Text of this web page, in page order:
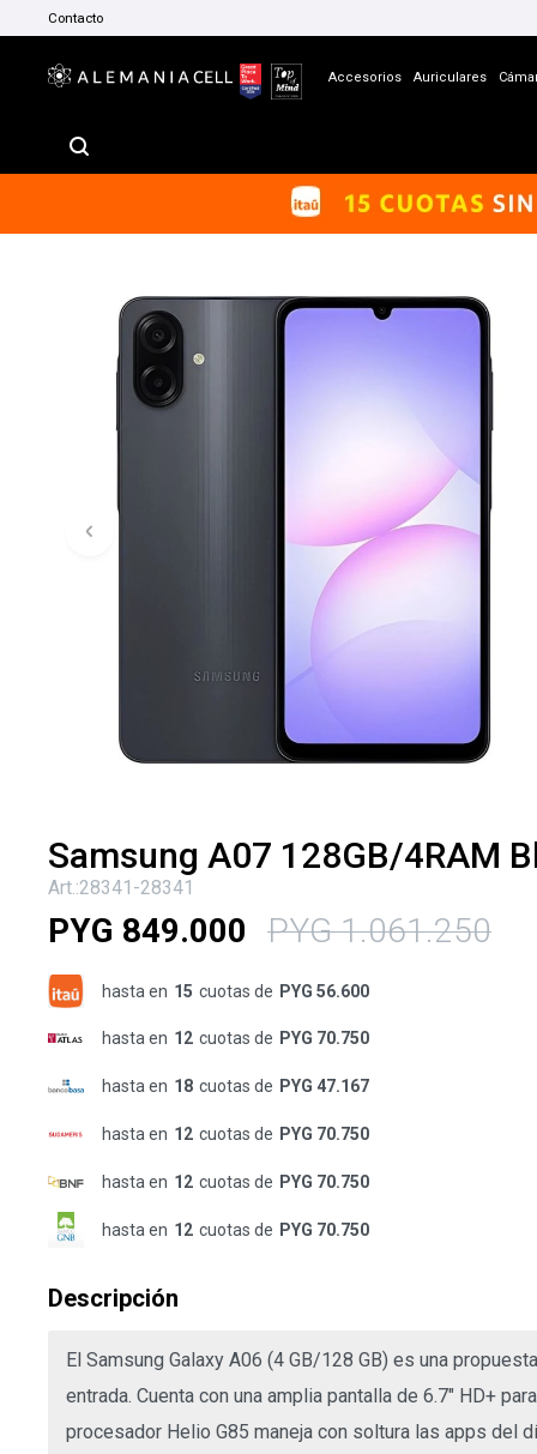
Accesorios Auriculares
Contacto
Samsung A07 128GB/4RAM
28341-28341
PYG 849.000 PYG 1.061.250
hasta en 15 cuotas de PYG 56.600
hasta en 12 cuotas de PYG 70.750
hasta en 18 cuotas de PYG 47.167
hasta en 12 cuotas de PYG 70.750
hasta en 12 cuotas de PYG 70.750
hasta en 12 cuotas de PYG 70.750
Descripción
El Samsung Galaxy A06 (4 GB/128 GB) es una
entrada. Cuenta con una amplia pantalla de 6.7" HD+
procesador Helio G85 maneja con soltura las apps del